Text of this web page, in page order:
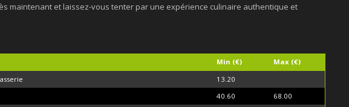
maintenant et laissez-vous tenter par une expérience culinaire authentique et
Min (€)
Max (€)
13.20
40.60
68.00